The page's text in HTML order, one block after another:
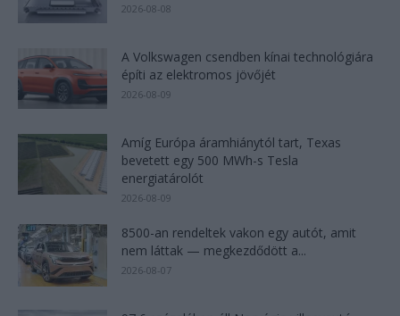
2026-08-08
A Volkswagen csendben kínai technológiára
építi az elektromos jövőjét
2026-08-09
Amíg Európa áramhiánytól tart, Texas
bevetett egy 500 MWh-s Tesla
energiatárolót
2026-08-09
8500-an rendeltek vakon egy autót, amit
nem láttak — megkezdődött a...
2026-08-07